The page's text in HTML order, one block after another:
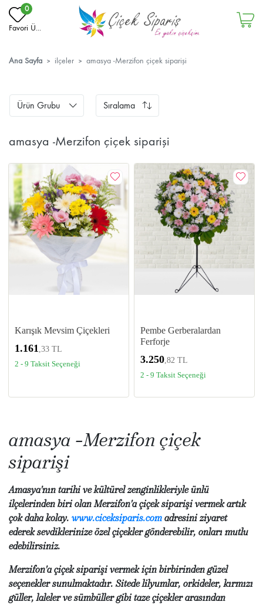
0
Favori Ü...
Ana Sayfa ilçeler amasya -Merzifon çiçek siparişi
Ürün Grubu Sıralama
amasya -Merzifon çiçek siparişi
Karışık Mevsim Çiçekleri
1.161 ,33 TL
2 - 9 Taksit Seçeneği
Pembe Gerberalardan
Ferforje
3.250 ,82 TL
2 - 9 Taksit Seçeneği
amasya -Merzifon çiçek
siparişi
Amasya'nın tarihi ve kültürel zenginlikleriyle ünlü
ilçelerinden biri olan Merzifon'a çiçek siparişi vermek artık
çok daha kolay. www.ciceksiparis.com adresini ziyaret
ederek sevdiklerinize özel çiçekler gönderebilir, onları mutlu
edebilirsiniz.
Merzifon'a çiçek siparişi vermek için birbirinden güzel
seçenekler sunulmaktadır. Sitede lilyumlar, orkideler, kırmızı
güller, laleler ve sümbüller gibi taze çiçekler arasından